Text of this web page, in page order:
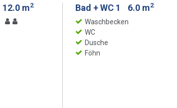
12.0 m2 Bad + WC 1 6.0 m2
Waschbecken
WC
Dusche
Föhn